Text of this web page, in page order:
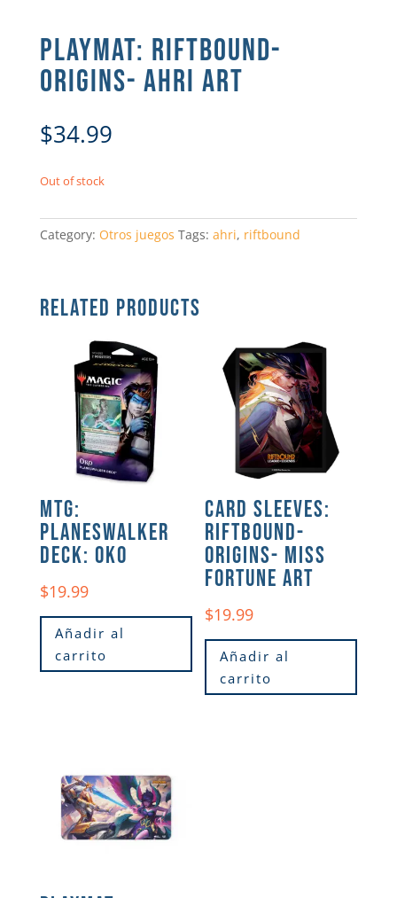
PLAYMAT: RIFTBOUND-
ORIGINS- AHRI ART
$34.99
Out of stock
Category: Otros juegos Tags: ahri, riftbound
RELATED PRODUCTS
MTG:
PLANESWALKER
DECK: OKO
$19.99
Añadir al
carrito
CARD SLEEVES:
RIFTBOUND-
ORIGINS- MISS
FORTUNE ART
$19.99
Añadir al
carrito